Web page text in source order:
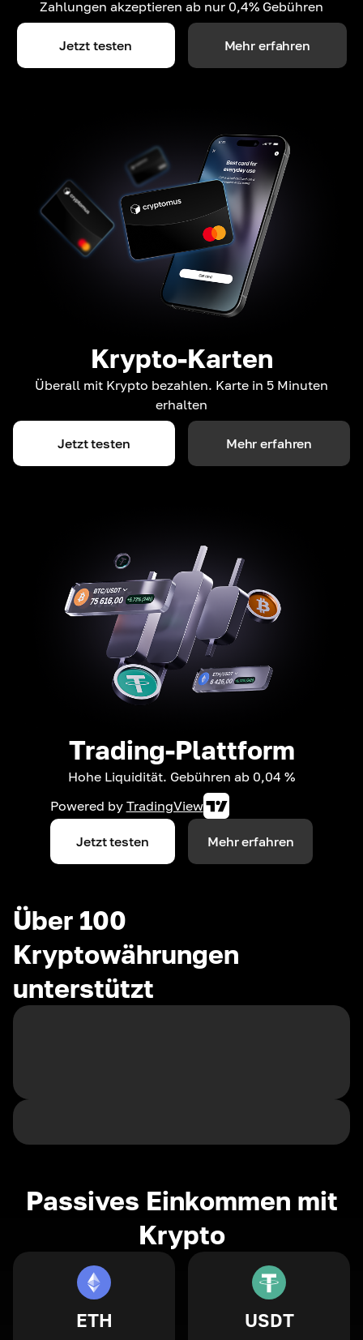
Zahlungen akzeptieren ab nur 0,4% Gebühren
Jetzt testen Mehr erfahren
Krypto-Karten
Überall mit Krypto bezahlen. Karte in 5 Minuten
erhalten
Jetzt testen Mehr erfahren
Trading-Plattform
Hohe Liquidität. Gebühren ab 0,04 %
Powered by TradingView
Jetzt testen Mehr erfahren
Über 100
Kryptowährungen
unterstützt
Passives Einkommen mit
Krypto
ETH USDT